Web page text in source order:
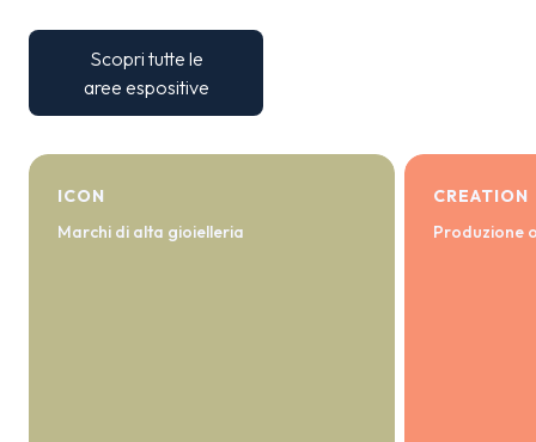
Scopri tutte le
aree espositive
ICON
Marchi di alta gioielleria
CREATION
Produzione